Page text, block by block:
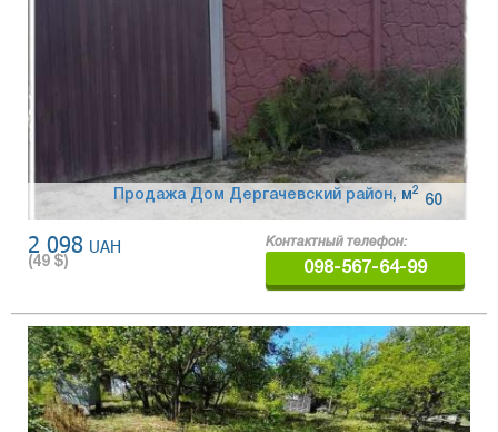
Продажа Дом Дергачевский район, 60
м2
2 098 UAH
(49 $)
Контактный телефон:
098-567-64-99